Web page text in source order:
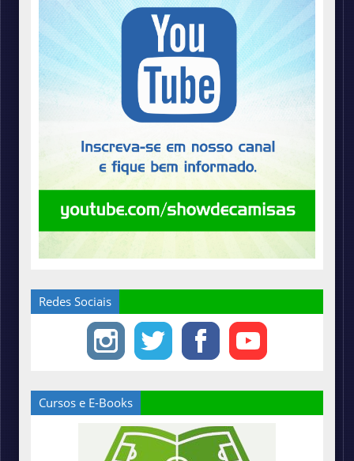
Redes Sociais
Cursos e E-Books